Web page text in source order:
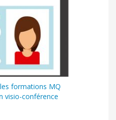
formations MQ
visio-conférence